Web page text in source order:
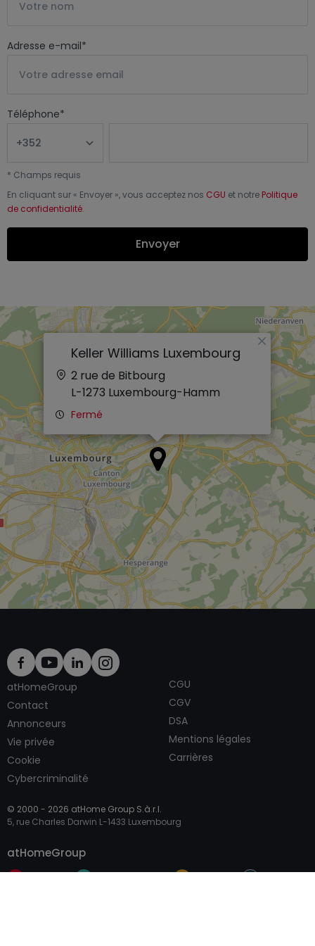
Adresse e-mail*
Téléphone*
* Champs requis
En cliquant sur « Envoyer », vous acceptez nos CGU et notre Politique
de confidentialité.
Envoyer
Keller Williams Luxembourg
2 rue de Bitbourg
L-1273 Luxembourg-Hamm
Fermé
×
atHomeGroup
Contact
Annonceurs
Vie privée
Cookie
Cybercriminalité
CGU
CGV
DSA
Mentions légales
Carrières
© 2000 - 2026 atHome Group S.à.r.l.
5, rue Charles Darwin L-1433 Luxembourg
atHomeGroup